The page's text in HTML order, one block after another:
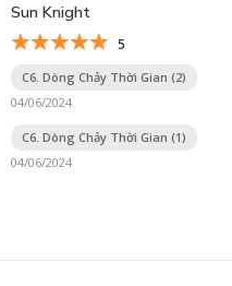
Sun Knight
5
C6. Dòng Chảy Thời Gian (2)
04/06/2024
C6. Dòng Chảy Thời Gian (1)
04/06/2024